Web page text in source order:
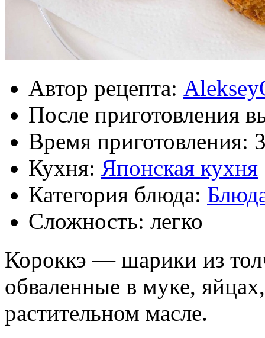
Автор рецепта:
После приготовления
Время приготовления:
Кухня: Японская кухня
Категория блюда:
Сложность: легко
Короккэ — шарики из
обваленные в муке,
растительном масле.